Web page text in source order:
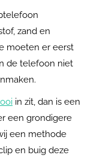
zand en
moeten er eerst
de telefoon niet
in zit, dan is een
een grondigere
een methode
en buig deze